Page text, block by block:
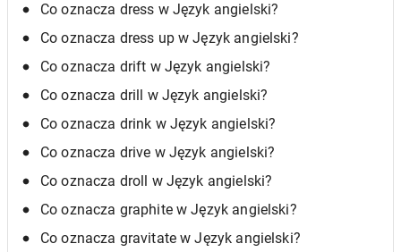
Co oznacza dress w Język angielski?
Co oznacza dress up w Język angielski?
Co oznacza drift w Język angielski?
Co oznacza drill w Język angielski?
Co oznacza drink w Język angielski?
Co oznacza drive w Język angielski?
Co oznacza droll w Język angielski?
Co oznacza graphite w Język angielski?
Co oznacza gravitate w Język angielski?